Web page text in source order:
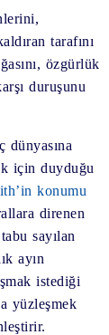
tarafını
özgürlük
duruşunu
için duyduğu
konumu
direnen
sayılan
ayın
istediği
yüzleşmek